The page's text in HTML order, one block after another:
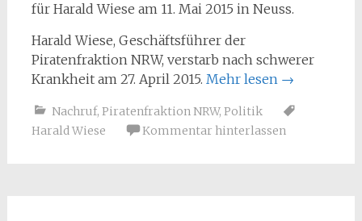
für Harald Wiese am 11. Mai 2015 in Neuss.
Harald Wiese, Geschäftsführer der
Piratenfraktion NRW, verstarb nach schwerer
Krankheit am 27. April 2015. Mehr lesen →
Nachruf, Piratenfraktion NRW, Politik
Harald Wiese
Kommentar hinterlassen